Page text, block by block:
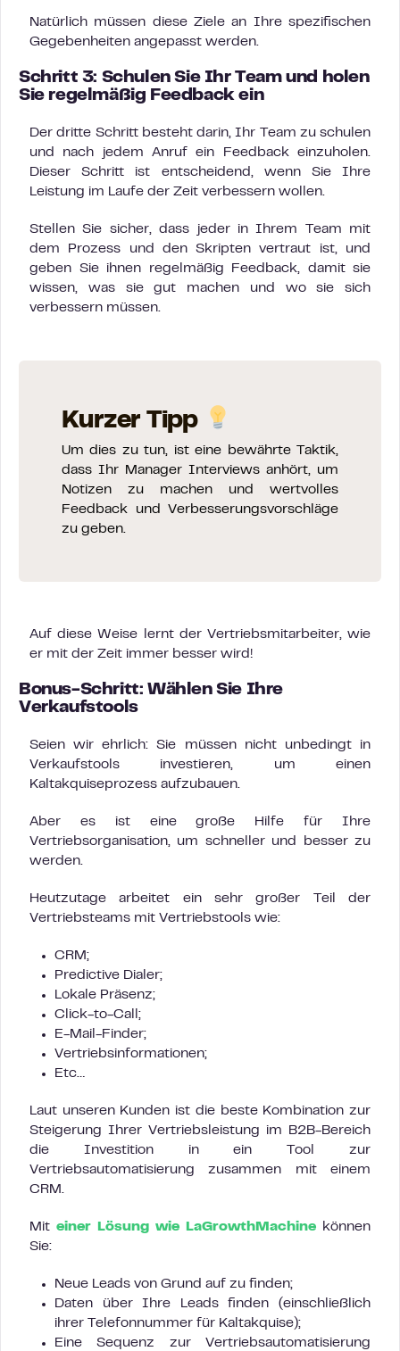
Natürlich müssen diese Ziele an Ihre spezifischen
Gegebenheiten angepasst werden.
Schritt 3: Schulen Sie Ihr Team und holen
Sie regelmäßig Feedback ein
Der dritte Schritt besteht darin, Ihr Team zu schulen
und nach jedem Anruf ein Feedback einzuholen.
Dieser Schritt ist entscheidend, wenn Sie Ihre
Leistung im Laufe der Zeit verbessern wollen.
Stellen Sie sicher, dass jeder in Ihrem Team mit
dem Prozess und den Skripten vertraut ist, und
geben Sie ihnen regelmäßig Feedback, damit sie
wissen, was sie gut machen und wo sie sich
verbessern müssen.
Kurzer Tipp
Um dies zu tun, ist eine bewährte Taktik,
dass Ihr Manager Interviews anhört, um
Notizen zu machen und wertvolles
Feedback und Verbesserungsvorschläge
zu geben.
Auf diese Weise lernt der Vertriebsmitarbeiter, wie
er mit der Zeit immer besser wird!
Bonus-Schritt: Wählen Sie Ihre
Verkaufstools
Seien wir ehrlich: Sie müssen nicht unbedingt in
Verkaufstools investieren, um einen
Kaltakquiseprozess aufzubauen.
Aber es ist eine große Hilfe für Ihre
Vertriebsorganisation, um schneller und besser zu
werden.
Heutzutage arbeitet ein sehr großer Teil der
Vertriebsteams mit Vertriebstools wie:
CRM;
Predictive Dialer;
Lokale Präsenz;
Click-to-Call;
E-Mail-Finder;
Vertriebsinformationen;
Etc…
Laut unseren Kunden ist die beste Kombination zur
Steigerung Ihrer Vertriebsleistung im B2B-Bereich
die Investition in ein Tool zur
Vertriebsautomatisierung zusammen mit einem
CRM.
Mit einer Lösung wie LaGrowthMachine können
Sie:
Neue Leads von Grund auf zu finden;
Daten über Ihre Leads finden (einschließlich
ihrer Telefonnummer für Kaltakquise);
Eine Sequenz zur Vertriebsautomatisierung